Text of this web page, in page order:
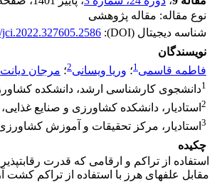
نوع مقاله: مقاله پژوهشی
شناسه دیجیتال (DOI):
jci.2022.327605.2586
نویسندگان
فاطمه قاسمی1؛ وریا ویسانی2؛ مرجان دیانت
1دانشجوی کارشناسی ارشد، دانشکده
2 استادیار، دانشکده کشاورزی و صنایع
3 استادیار، مرکز تحقیقات و آموزش
چکیده
استفاده از تراکم و ارقامی که قدرت
مقابل علف­های هرز با استفاده از تراکم